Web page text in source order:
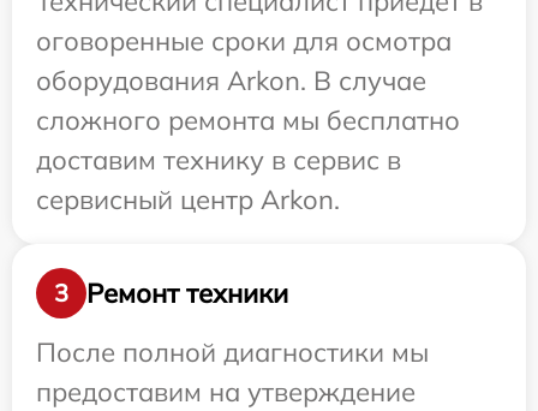
оговоренные сроки для осмотра
оборудования Arkon. В случае
сложного ремонта мы бесплатно
доставим технику в сервис в
сервисный центр Arkon.
3
Ремонт техники
После полной диагностики мы
предоставим на утверждение